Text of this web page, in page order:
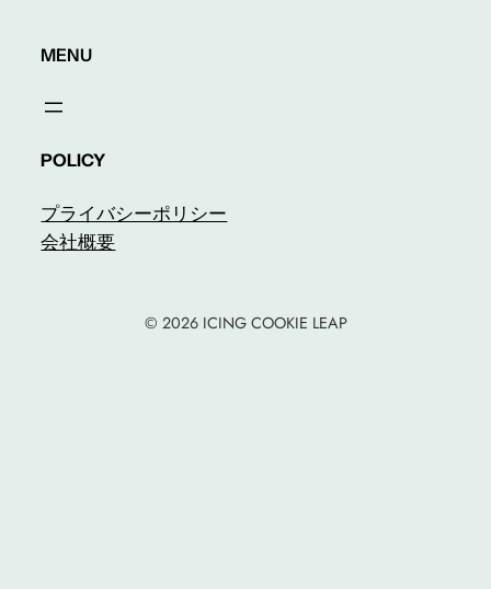
MENU
POLICY
プライバシーポリシー
会社概要
© 2026 ICING COOKIE LEAP